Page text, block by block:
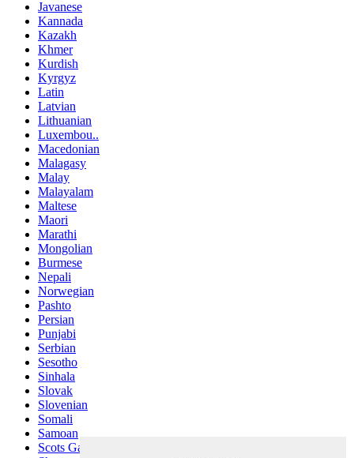
Javanese
Kannada
Kazakh
Khmer
Kurdish
Kyrgyz
Latin
Latvian
Lithuanian
Luxembou..
Macedonian
Malagasy
Malay
Malayalam
Maltese
Maori
Marathi
Mongolian
Burmese
Nepali
Norwegian
Pashto
Persian
Punjabi
Serbian
Sesotho
Sinhala
Slovak
Slovenian
Somali
Samoan
Scots Gaelic